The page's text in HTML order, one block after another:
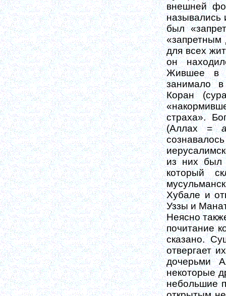
внешней
назывались
был
для всех
он
Жившее в
занимало в
Коран
страха».
(Аллах =
из них был
который
Хубале и
Уззы и
Неясно
почитание
сказано.
отвергает
дочерьми
некоторые
небольшие